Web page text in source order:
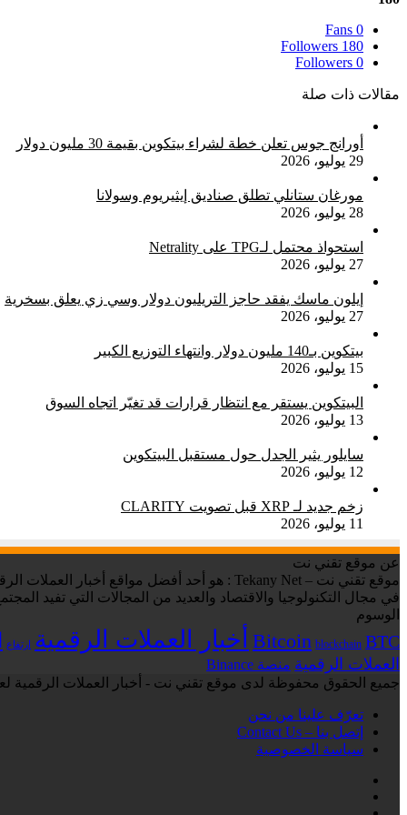
0
Fans
180
Followers
0
Followers
مقالات ذات صلة
أورانج جوس تعلن خطة لشراء بيتكوين بقيمة 30 مليون دولار
29 يوليو، 2026
مورغان ستانلي تطلق صناديق إيثيريوم وسولانا
28 يوليو، 2026
استحواذ محتمل لـTPG على Netrality
27 يوليو، 2026
إيلون ماسك يفقد حاجز التريليون دولار وسي زي يعلق بسخرية
27 يوليو، 2026
بيتكوين بـ140 مليون دولار وانتهاء التوزيع الكبير
15 يوليو، 2026
البيتكوين يستقر مع انتظار قرارات قد تغيّر اتجاه السوق
13 يوليو، 2026
سايلور يثير الجدل حول مستقبل البيتكوين
12 يوليو، 2026
زخم جديد لـ XRP قبل تصويت CLARITY
11 يوليو، 2026
عن موقع تقني نت
في مجال التكنولوجيا والاقتصاد والعديد من المجالات التي تفيد
الوسوم
Bitcoin blockchain BTC أخبار العملات الرقمية ارتفاع
العملات الرقمية منصة Binance
جميع الحقوق محفوظة لدى موقع تقني نت - أخبار العملات الرقمية لعام
تعرّف علينا من نحن
إتصل بنا – Contact Us
سياسة الخصوصية